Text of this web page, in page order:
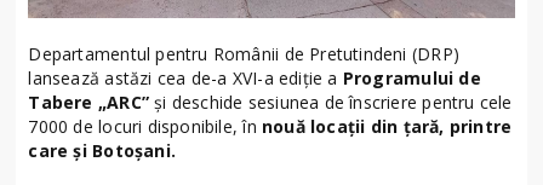
Departamentul pentru Românii de Pretutindeni (DRP)
lansează astăzi cea de-a XVI-a ediție a Programului de
Tabere „ARC”și deschide sesiunea de înscriere pentru cele
7000 de locuri disponibile, în nouă locații din țară, printre
care și Botoșani.